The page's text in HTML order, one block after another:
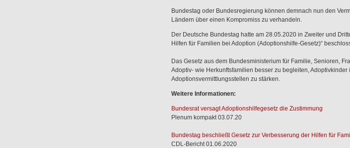
Bundestag oder Bundesregierung können demnach nun den
Ländern über einen Kompromiss zu verhandeln.
Der Deutsche Bundestag hatte am 28.05.2020 in Zweiter und
Hilfen für Familien bei Adoption (Adoptionshilfe-Gesetz)“
Das Gesetz aus dem Bundesministerium für Familie, Senioren,
Adoptiv- wie Herkunftsfamilien besser zu begleiten,
Adoptionsvermittlungsstellen zu stärken.
Weitere Informationen:
Bundesrat versagt Adoptionshilfegesetz die Zustimmung
Plenum kompakt 03.07.20
Bundestag beschließt Gesetz zur Verbesserung der Hilfen für
CDL-Bericht 01.06.2020